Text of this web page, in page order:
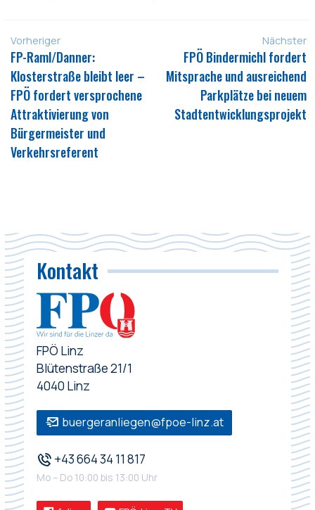
Vorheriger
FP-Raml/Danner:
Klosterstraße bleibt leer –
FPÖ fordert versprochene
Attraktivierung von
Bürgermeister und
Verkehrsreferent
Nächster
FPÖ Bindermichl fordert
Mitsprache und ausreichend
Parkplätze bei neuem
Stadtentwicklungsprojekt
Kontakt
FPÖ Linz
Blütenstraße 21/1
4040 Linz
buergeranliegen@fpoe-linz.at
+43 664 34 11 817
Mo – Do 10:00 bis 13:00 Uhr